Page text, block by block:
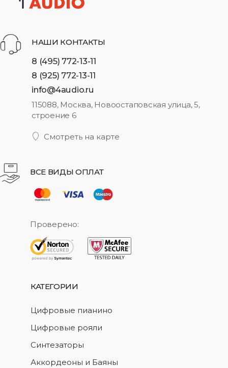
НАШИ КОНТАКТЫ
8 (495) 772-13-11
8 (925) 772-13-11
info@4audio.ru
115088, Москва, Новоостаповская улица, 5,
строение 6
Смотреть на карте
ВСЕ ВИДЫ ОПЛАТ
Проверено:
КАТЕГОРИИ
Цифровые пианино
Цифровые рояли
Синтезаторы
Аккордеоны и Баяны